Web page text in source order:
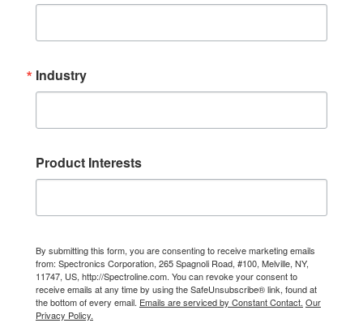
Industry
Product Interests
By submitting this form, you are consenting to receive marketing emails
from: Spectronics Corporation, 265 Spagnoli Road, #100, Melville, NY,
11747, US, http://Spectroline.com. You can revoke your consent to
receive emails at any time by using the SafeUnsubscribe® link, found at
the bottom of every email. Emails are serviced by Constant Contact. Our
Privacy Policy.